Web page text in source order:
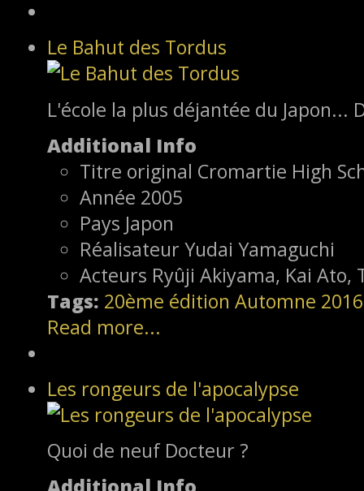
Le Bahut des Tordus
L'école la plus déjantée du Japon...
Additional Info
Titre original Cromartie High
Année 2005
Pays Japon
Réalisateur Yudai Yamaguchi
Acteurs Ryûji Akiyama, Kai Ato,
Tags: 20ème édition Automne 2016
Read more...
Les rongeurs de l'apocalypse
Quoi de neuf Docteur ?